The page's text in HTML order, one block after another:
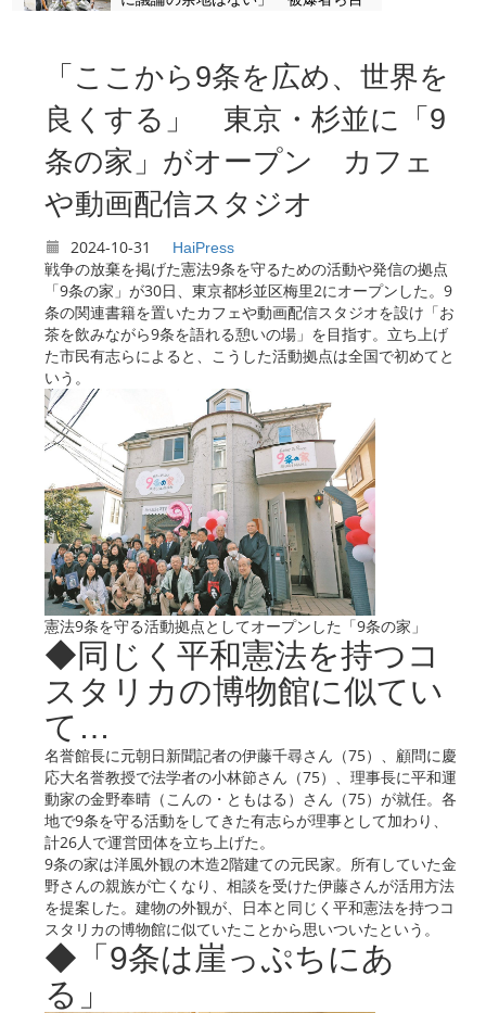
〈つなぐ 戦後81年〉原爆ドームを
描き続ける 小平の嵯峨谷梢さん
れない」
「ここから9条を広め、世界を
良くする」 東京・杉並に「9
条の家」がオープン カフェ
や動画配信スタジオ
2024-10-31 HaiPress
戦争の放棄を掲げた憲法9条を守るための活動や発信の拠点
「9条の家」が30日、東京都杉並区梅里2にオープンした。9
条の関連書籍を置いたカフェや動画配信スタジオを設け「お
茶を飲みながら9条を語れる憩いの場」を目指す。立ち上げ
た市民有志らによると、こうした活動拠点は全国で初めてと
いう。
憲法9条を守る活動拠点としてオープンした「9条の家」
◆同じく平和憲法を持つコ
スタリカの博物館に似てい
て…
名誉館長に元朝日新聞記者の伊藤千尋さん（75）、顧問に慶
応大名誉教授で法学者の小林節さん（75）、理事長に平和運
動家の金野奉晴（こんの・ともはる）さん（75）が就任。各
地で9条を守る活動をしてきた有志らが理事として加わり、
計26人で運営団体を立ち上げた。
9条の家は洋風外観の木造2階建ての元民家。所有していた金
野さんの親族が亡くなり、相談を受けた伊藤さんが活用方法
を提案した。建物の外観が、日本と同じく平和憲法を持つコ
スタリカの博物館に似ていたことから思いついたという。
◆「9条は崖っぷちにあ
る」